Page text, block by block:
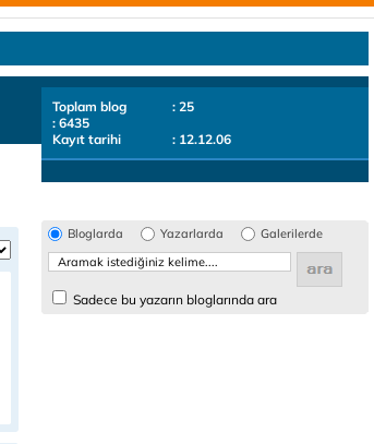
Toplam blog
: 25
: 6435
Kayıt tarihi
: 12.12.06
Bloglarda Yazarlarda Galerilerde
Sadece bu yazarın bloglarında ara